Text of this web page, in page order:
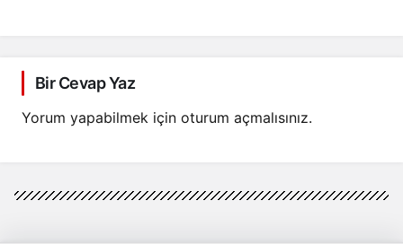
Bir Cevap Yaz
Yorum yapabilmek için oturum açmalısınız.